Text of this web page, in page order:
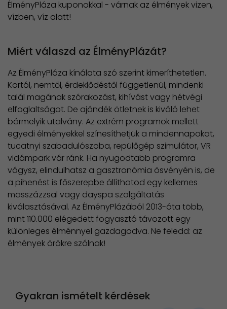
ÉlményPláza kuponokkal - várnak az élmények vizen,
vízben, víz alatt!
Miért válaszd az ÉlményPlázát?
Az ÉlményPláza kínálata szó szerint kimeríthetetlen.
Kortól, nemtől, érdeklődéstől függetlenül, mindenki
talál magának szórakozást, kihívást vagy hétvégi
elfoglaltságot. De ajándék ötletnek is kiváló lehet
bármelyik utalvány. Az extrém programok mellett
egyedi élményekkel színesíthetjük a mindennapokat,
tucatnyi szabadulószoba, repülőgép szimulátor, VR
vidámpark vár ránk. Ha nyugodtabb programra
vágysz, elindulhatsz a gasztronómia ösvényén is, de
a pihenést is főszerepbe állíthatod egy kellemes
masszázzsal vagy dayspa szolgáltatás
kiválasztásával. Az ÉlményPlázából 2013-óta több,
mint 110.000 elégedett fogyasztó távozott egy
különleges élménnyel gazdagodva. Ne feledd: az
élmények örökre szólnak!
Gyakran ismételt kérdések